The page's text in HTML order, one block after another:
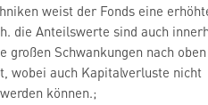
weist der Fonds eine
die Anteilswerte sind auch
großen Schwankungen nach
wobei auch Kapitalverluste nicht
können.;